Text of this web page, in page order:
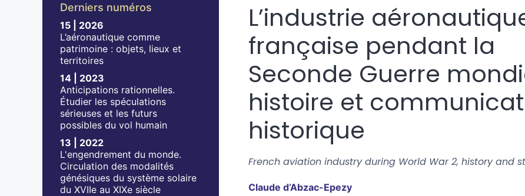
Derniers numéros
15 | 2026
L’aéronautique comme
patrimoine : objets, lieux et
territoires
14 | 2023
Anticipations rationnelles.
Étudier les spéculations
sérieuses et les futurs
possibles du vol humain
13 | 2022
L'engendrement du monde.
Circulation des modalités
génésiques du système solaire
du XVIIe au XIXe siècle
L’industrie
française pendant la
Seconde Guerre
histoire et
historique
French aviation industry during World War 2, history and
Claude d’Abzac-Epezy